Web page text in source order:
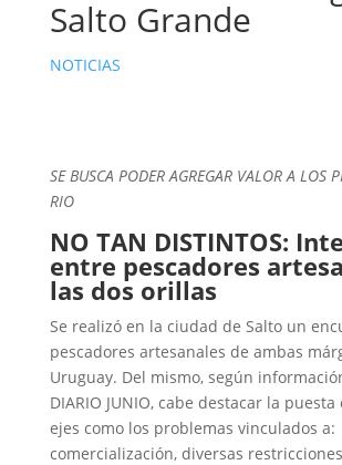
Salto Grande
NOTICIAS
SE BUSCA PODER AGREGAR VALOR A LOS
RIO
NO TAN DISTINTOS:
entre pescadores
las dos orillas
Se realizó en la ciudad de Salto un
pescadores artesanales de ambas
Uruguay. Del mismo, según
DIARIO JUNIO, cabe destacar la
ejes como los problemas vinculados a:
comercialización, diversas